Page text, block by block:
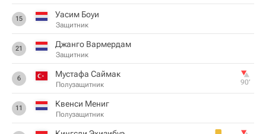
15 Уасим Боуи
Защитник
21 Джанго Вармердам
Защитник
6 Мустафа Саймак
Полузащитник 90‎’‎
11 Квенси Мениг
Полузащитник